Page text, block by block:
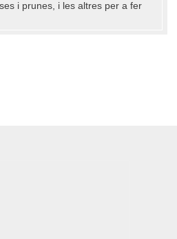
i prunes, i les altres per a fer